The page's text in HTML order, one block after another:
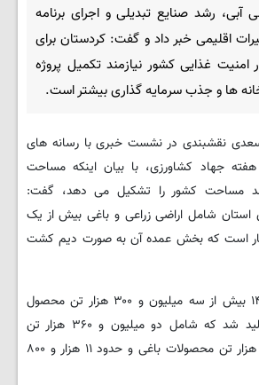
آبی، رشد صنایع تبدیلی و اجرای برنامه
اقلیمی خبر داد و گفت: کردستان برای
غذایی کشور نیازمند تکمیل پروژه
ها و جذب سرمایه گذاری بیشتر است.
نقشبندی در نشست خبری با رسانه های
جهاد کشاورزی، با بیان اینکه مساحت
حدود ۱.۸ درصد مساحت کشور را تشکیل می دهد، گفت:
استان شامل اراضی زراعی و باغی بیش از یک
است که بخش عمده آن به صورت دیم کشت
وی افزود: در سال ۱۴۰۴ بیش از سه میلیون و ۳۰۰ هزار تن محصول
کشاورزی در استان تولید شد که شامل دو میلیون و ۳۶۰ هزار تن
محصولات زراعی، ۴۲۸ هزار تن محصولات باغی و حدود ۱۱ هزار و ۸۰۰